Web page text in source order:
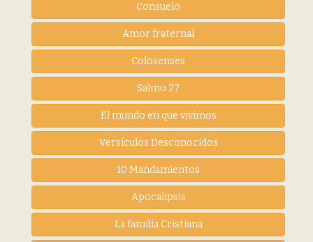
Consuelo
Amor fraternal
Colosenses
Salmo 27
El mundo en que vivimos
Versículos Desconocidos
10 Mandamientos
Apocalipsis
La familia Cristiana